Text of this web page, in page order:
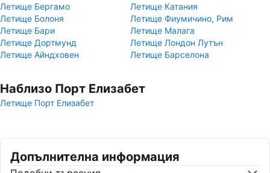
Летище Бергамо
Летище Катания
Летище Болоня
Летище Фиумичино, Рим
Летище Бари
Летище Малага
Летище Дортмунд
Летище Лондон Лутън
Летище Айндховен
Летище Барселона
Наблизо Порт Елизабет
Летище Порт Елизабет
Допълнителна информация